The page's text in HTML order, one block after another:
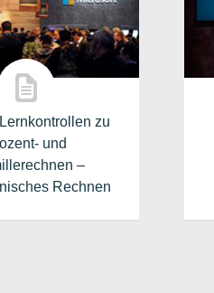
zu
und
–
Rechnen